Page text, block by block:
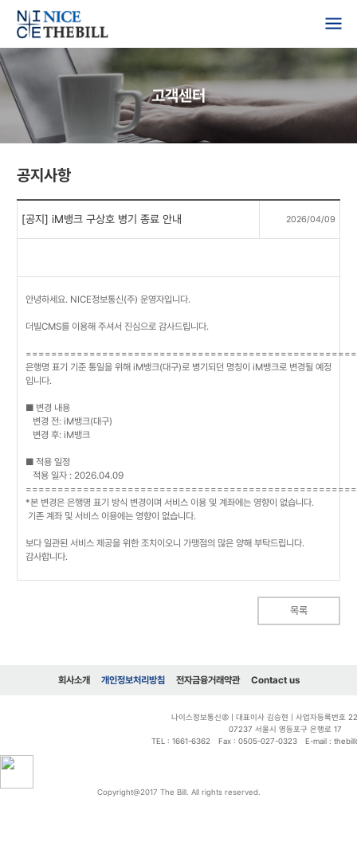
고객센터
공지사항
[공지] iM뱅크 구상호 병기 종료 안내 2026/04/09
안녕하세요. NICE정보통신(주) 운영자입니다.
더빌CMS를 이용해 주셔서 진심으로 감사드립니다.
은행명 표기 기준 통일을 위해 iM뱅크(대구)로 병기되던 명칭이 iM뱅크로 변경될 예정
입니다.
■ 변경 내용
변경 전: iM뱅크(대구)
변경 후: iM뱅크
■ 적용 일정
적용 일자 : 2026.04.09
*본 변경은 은행명 표기 방식 변경이며 서비스 이용 및 계좌에는 영향이 없습니다.
기존 계좌 및 서비스 이용에는 영향이 없습니다.
보다 일관된 서비스 제공을 위한 조치이오니 가맹점의 많은 양해 부탁드립니다.
감사합니다.
목록
회사소개 개인정보처리방침 전자금융거래약관 Contact us
나이스정보통신㈜ | 대표이사 김승현 | 사업자등록번호
07237 서울시 영등포구 은행로 17
TEL : 1661-6362
Fax : 0505-027-0323 E-mail :
Copyright@2017 The Bill. All rights reserved.